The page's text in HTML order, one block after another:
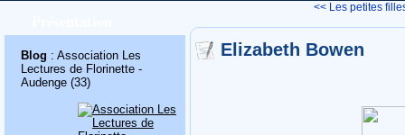
Blog : Association Les
Lectures de Florinette -
Audenge (33)
<< Les petites
Elizabeth Bowen